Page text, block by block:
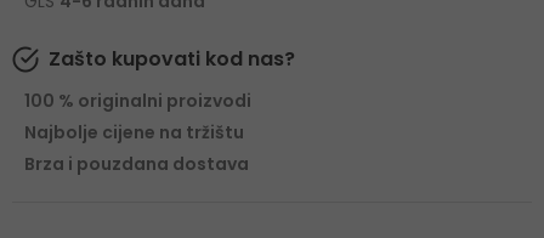
Zašto kupovati kod nas?
100 % originalni proizvodi
Najbolje cijene na tržištu
Brza i pouzdana dostava